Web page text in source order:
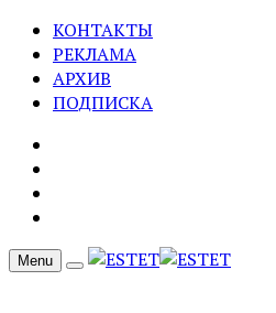
КОНТАКТЫ
РЕКЛАМА
АРХИВ
ПОДПИСКА
Menu